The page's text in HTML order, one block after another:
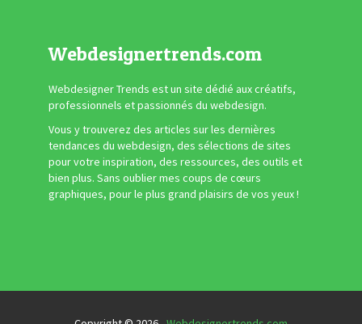
Webdesignertrends.com
Webdesigner Trends est un site dédié aux créatifs,
professionnels et passionnés du webdesign.
Vous y trouverez des articles sur les dernières
tendances du webdesign, des sélections de sites
pour votre inspiration, des ressources, des outils et
bien plus. Sans oublier mes coups de cœurs
graphiques, pour le plus grand plaisirs de vos yeux !